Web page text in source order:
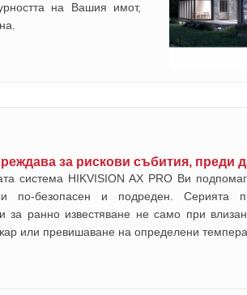
на Вашия имот,
за рискови събития, преди
система HIKVISION AX PRO Ви
по-безопасен и подреден. Серията
за ранно известяване не само при
или превишаване на определени